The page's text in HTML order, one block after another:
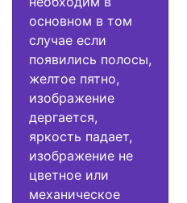
основном в том
случае если
появились полосы,
желтое пятно,
изображение
дергается,
яркость падает,
изображение не
цветное или
механическое